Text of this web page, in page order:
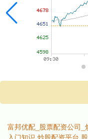
富邦优配_股票配资公司
入门知识,炒股配资平台,